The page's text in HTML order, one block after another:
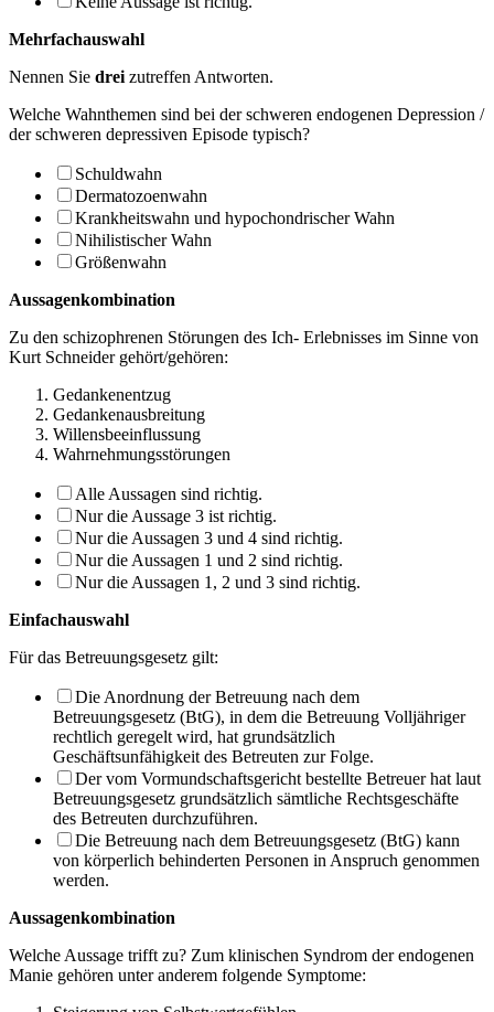
Mehrfachauswahl
Nennen Sie drei zutreffen Antworten.
Welche Wahnthemen sind bei der schweren endogenen Depression /
der schweren depres­siven Episode typisch?
Schuldwahn
Dermatozoenwahn
Krankheitswahn und hypochondrischer Wahn
Nihilistischer Wahn
Größenwahn
Aussagenkombination
Zu den schizophrenen Störungen des Ich- Erlebnisses im Sinne von
Kurt Schneider gehört/gehören:
Gedankenentzug
Gedankenausbreitung
Willensbeeinflussung
Wahrnehmungsstörungen
Alle Aussagen sind richtig.
Nur die Aussage 3 ist richtig.
Nur die Aussagen 3 und 4 sind richtig.
Nur die Aussagen 1 und 2 sind richtig.
Nur die Aussagen 1, 2 und 3 sind richtig.
Einfachauswahl
Für das Betreuungsgesetz gilt:
Die Anordnung der Betreuung nach dem
Betreuungsgesetz (BtG), in dem die Betreu­ung Volljähriger
rechtlich geregelt wird, hat grundsätzlich
Geschäftsunfähigkeit des Betreuten zur Folge.
Der vom Vormundschaftsgericht bestellte Betreuer hat laut
Betreuungsgesetz grundsätz­lich sämtliche Rechtsgeschäfte
des Betreuten durchzuführen.
Die Betreuung nach dem Betreuungsgesetz (BtG) kann
von körperlich behinderten Per­sonen in Anspruch genommen
werden.
Aussagenkombination
Welche Aussage trifft zu? Zum klinischen Syndrom der endogenen
Manie gehören unter anderem folgende Symptome: